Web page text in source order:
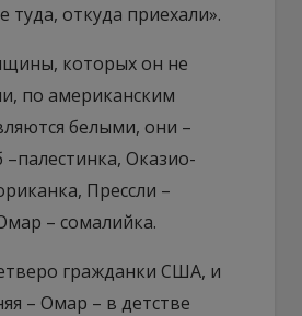
туда, откуда приехали».
которых он не
по американским
белыми, они –
Оказио-
Прессли –
– сомалийка.
гражданки США, и
– Омар – в детстве